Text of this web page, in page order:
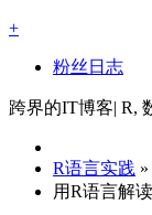
+
粉丝日志
跨界的IT博客| R,
R语言实践 »
用R语言解